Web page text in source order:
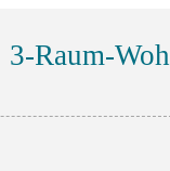
Raum-